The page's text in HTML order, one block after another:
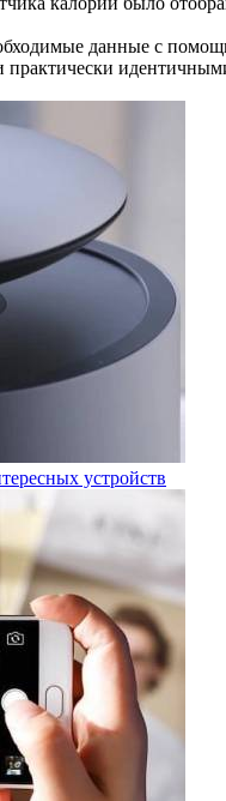
данные с
практически
устройств